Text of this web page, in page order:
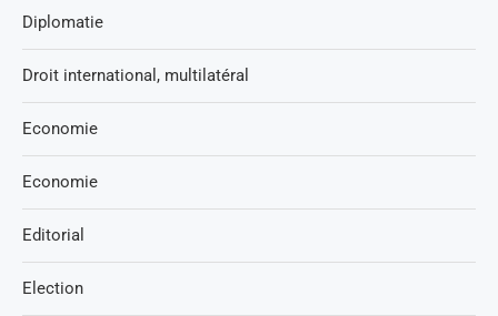
Diplomatie
Droit international, multilatéral
Economie
Economie
Editorial
Election